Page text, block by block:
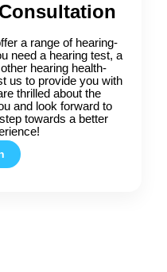
a range of hearing-
need a hearing test, a
hearing health-
us to provide you with
thrilled about the
and look forward to
towards a better